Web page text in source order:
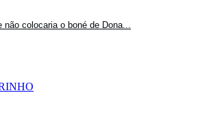
colocaria o boné de Dona...